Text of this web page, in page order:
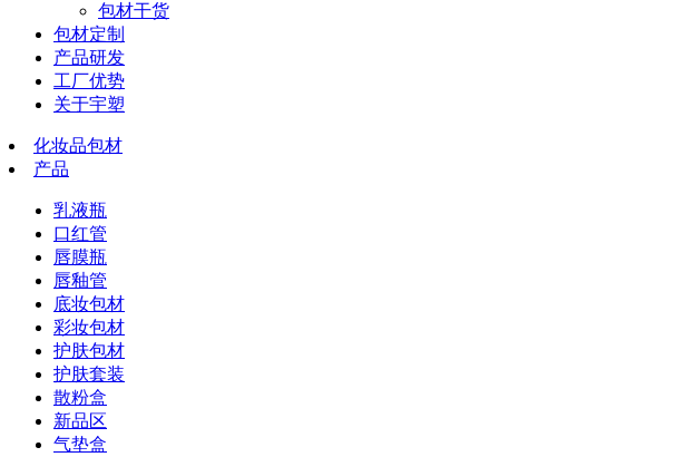
包材干货
包材定制
产品研发
工厂优势
关于宇塑
化妆品包材
产品
乳液瓶
口红管
唇膜瓶
唇釉管
底妆包材
彩妆包材
护肤包材
护肤套装
散粉盒
新品区
气垫盒